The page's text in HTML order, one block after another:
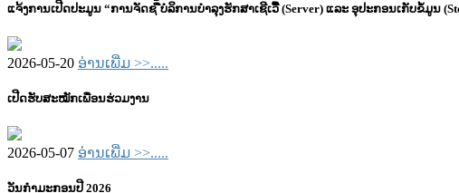
ແຈ້ງການເປີດປະມູນ “ການຈັດຊ ື້ບໍລິການບໍາລຸງຮັກສາເຊີເວີື້ (Server) ແລະ ອຸປະກອນເກັບຂໍໍ້ມູນ
2026-05-20 ອ່ານເພີ່ມ >>.....
ເປີດຮັບສະໝັກເພື່ອນຮ່ວມງານ
2026-05-07 ອ່ານເພີ່ມ >>.....
ວັນກຳມະກອນປີ 2026